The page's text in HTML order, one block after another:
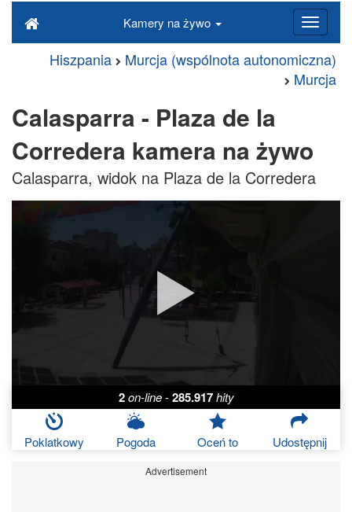
Kamery na żywo
Hiszpania
Murcja (wspólnota autonomiczna)
Murcja
Calasparra - Plaza de la
Corredera kamera na żywo
Calasparra, widok na Plaza de la Corredera
2 on-line - 285.917 hity
Poklatkowy Pogoda Oceń to Udostępnij
Advertisement